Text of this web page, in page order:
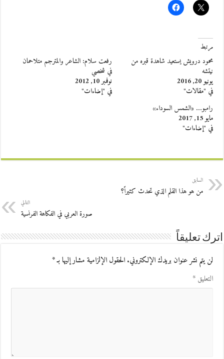
مرتبط
محمود درويش يستعيد شاهدة قبره من
نيتشه
يونيو 20, 2016
في "مقالات"
رفعت سلام: الشاعر والمترجم متلاحمان
في شخصي
نوفمبر 10, 2012
في "إضاءات"
رامبو… «الشمس السوداء»
مايو 15, 2017
في "إضاءات"
السابق
من هو هذا القلم الذي تحدث كثيراً؟
التالي
صورة العربي في الفكاهة الفرنسية
اترك تعليقاً
لن يتم نشر عنوان بريدك الإلكتروني.الحقول الإلزامية مشار إليها بـ*
التعليق*